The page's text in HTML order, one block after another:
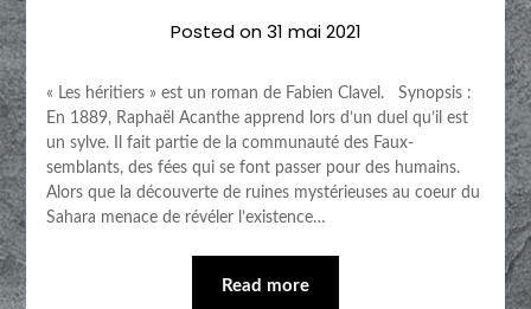
Posted on31 mai 2021
« Les héritiers » est un roman de Fabien Clavel. Synopsis :
En 1889, Raphaël Acanthe apprend lors d’un duel qu’il est
un sylve. Il fait partie de la communauté des Faux-
semblants, des fées qui se font passer pour des humains.
Alors que la découverte de ruines mystérieuses au coeur du
Sahara menace de révéler l’existence…
Read more